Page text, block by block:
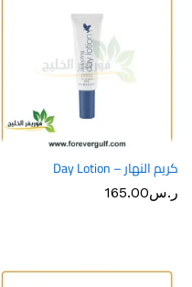
كريم النهار – Day Lotion
ر.س165.00